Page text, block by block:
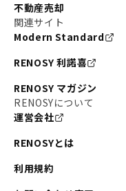
不動産売却
関連サイト
Modern Standard
RENOSY 利諾喜
RENOSY マガジン
RENOSYについて
運営会社
RENOSYとは
利用規約